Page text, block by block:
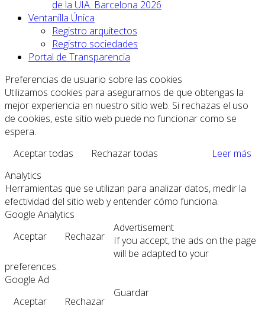
de la UIA. Barcelona 2026
Ventanilla Única
Registro arquitectos
Registro sociedades
Portal de Transparencia
Preferencias de usuario sobre las cookies
Utilizamos cookies para asegurarnos de que obtengas la
mejor experiencia en nuestro sitio web. Si rechazas el uso
de cookies, este sitio web puede no funcionar como se
espera.
Aceptar todas
Rechazar todas
Leer más
Analytics
Herramientas que se utilizan para analizar datos, medir la
efectividad del sitio web y entender cómo funciona.
Google Analytics
Aceptar
Rechazar
Advertisement
If you accept, the ads on the page
will be adapted to your
preferences.
Google Ad
Aceptar
Rechazar
Guardar